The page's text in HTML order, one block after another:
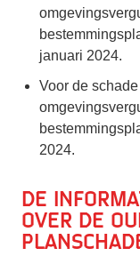
januari 2024.
Voor de
2024.
De
over de